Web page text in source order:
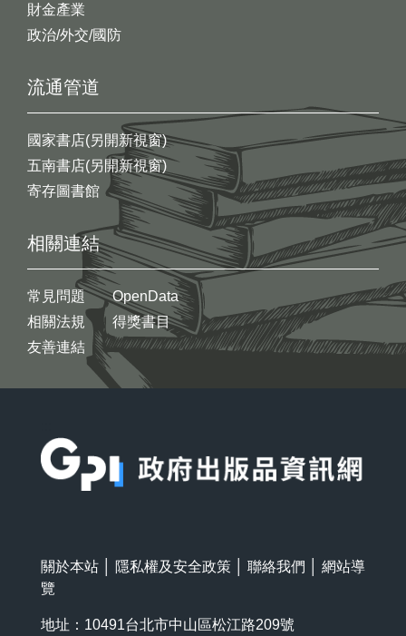
財金產業
政治/外交/國防
流通管道
國家書店(另開新視窗)
五南書店(另開新視窗)
寄存圖書館
相關連結
常見問題
相關法規
友善連結
OpenData
得獎書目
關於本站 隱私權及安全政策 聯絡我們
網站導
覽
地址：10491台北市中山區松江路209號